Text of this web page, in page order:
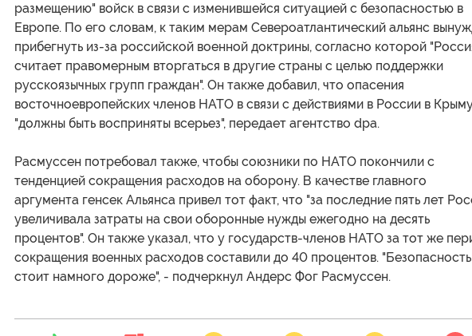
размещению" войск в связи с изменившейся ситуацией с безопасностью в
Европе. По его словам, к таким мерам Североатлантический альянс
прибегнуть из-за российской военной доктрины, согласно которой
считает правомерным вторгаться в другие страны с целью поддержки
русскоязычных групп граждан". Он также добавил, что опасения
восточноевропейских членов НАТО в связи с действиями в России в
"должны быть восприняты всерьез", передает агентство dpa.
Расмуссен потребовал также, чтобы союзники по НАТО покончили с
тенденцией сокращения расходов на оборону. В качестве главного
аргумента генсек Альянса привел тот факт, что "за последние пять лет
увеличивала затраты на свои оборонные нужды ежегодно на десять
процентов". Он также указал, что у государств-членов НАТО за тот же
сокращения военных расходов составили до 40 процентов. "Безопасность
стоит намного дороже", - подчеркнул Андерс Фог Расмуссен.